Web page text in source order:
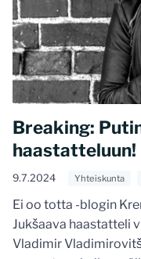
Breaking:
haastatteluun!
9.7.2024 Yhteiskunta
Ei oo totta -blogin
Jukšaava haastatteli
Vladimir